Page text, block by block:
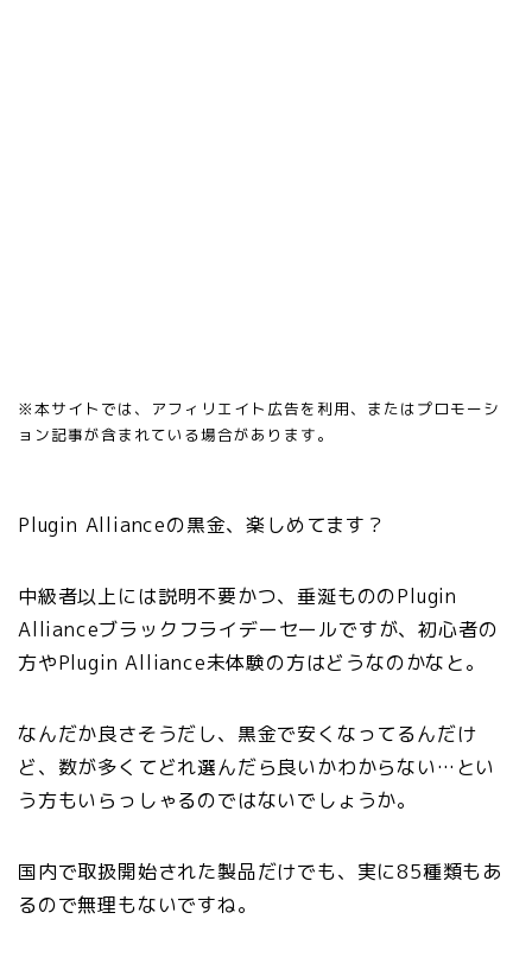
※本サイトでは、アフィリエイト広告を利用、またはプロモーシ
ョン記事が含まれている場合があります。
Plugin Allianceの黒金、楽しめてます？
中級者以上には説明不要かつ、垂涎もののPlugin
Allianceブラックフライデーセールですが、初心者の
方やPlugin Alliance未体験の方はどうなのかなと。
なんだか良さそうだし、黒金で安くなってるんだけ
ど、数が多くてどれ選んだら良いかわからない…とい
う方もいらっしゃるのではないでしょうか。
国内で取扱開始された製品だけでも、実に85種類もあ
るので無理もないですね。